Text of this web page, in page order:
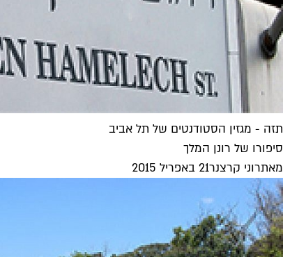
תזה - מגזין הסטודנטים של תל אביב
סיפורו של רונן המלך
מאתרוני קרצנר21 באפריל 2015